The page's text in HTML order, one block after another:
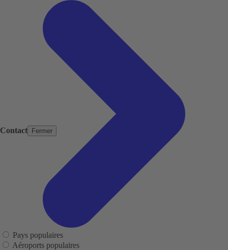
Contact Fermer
Pays populaires
Aéroports populaires